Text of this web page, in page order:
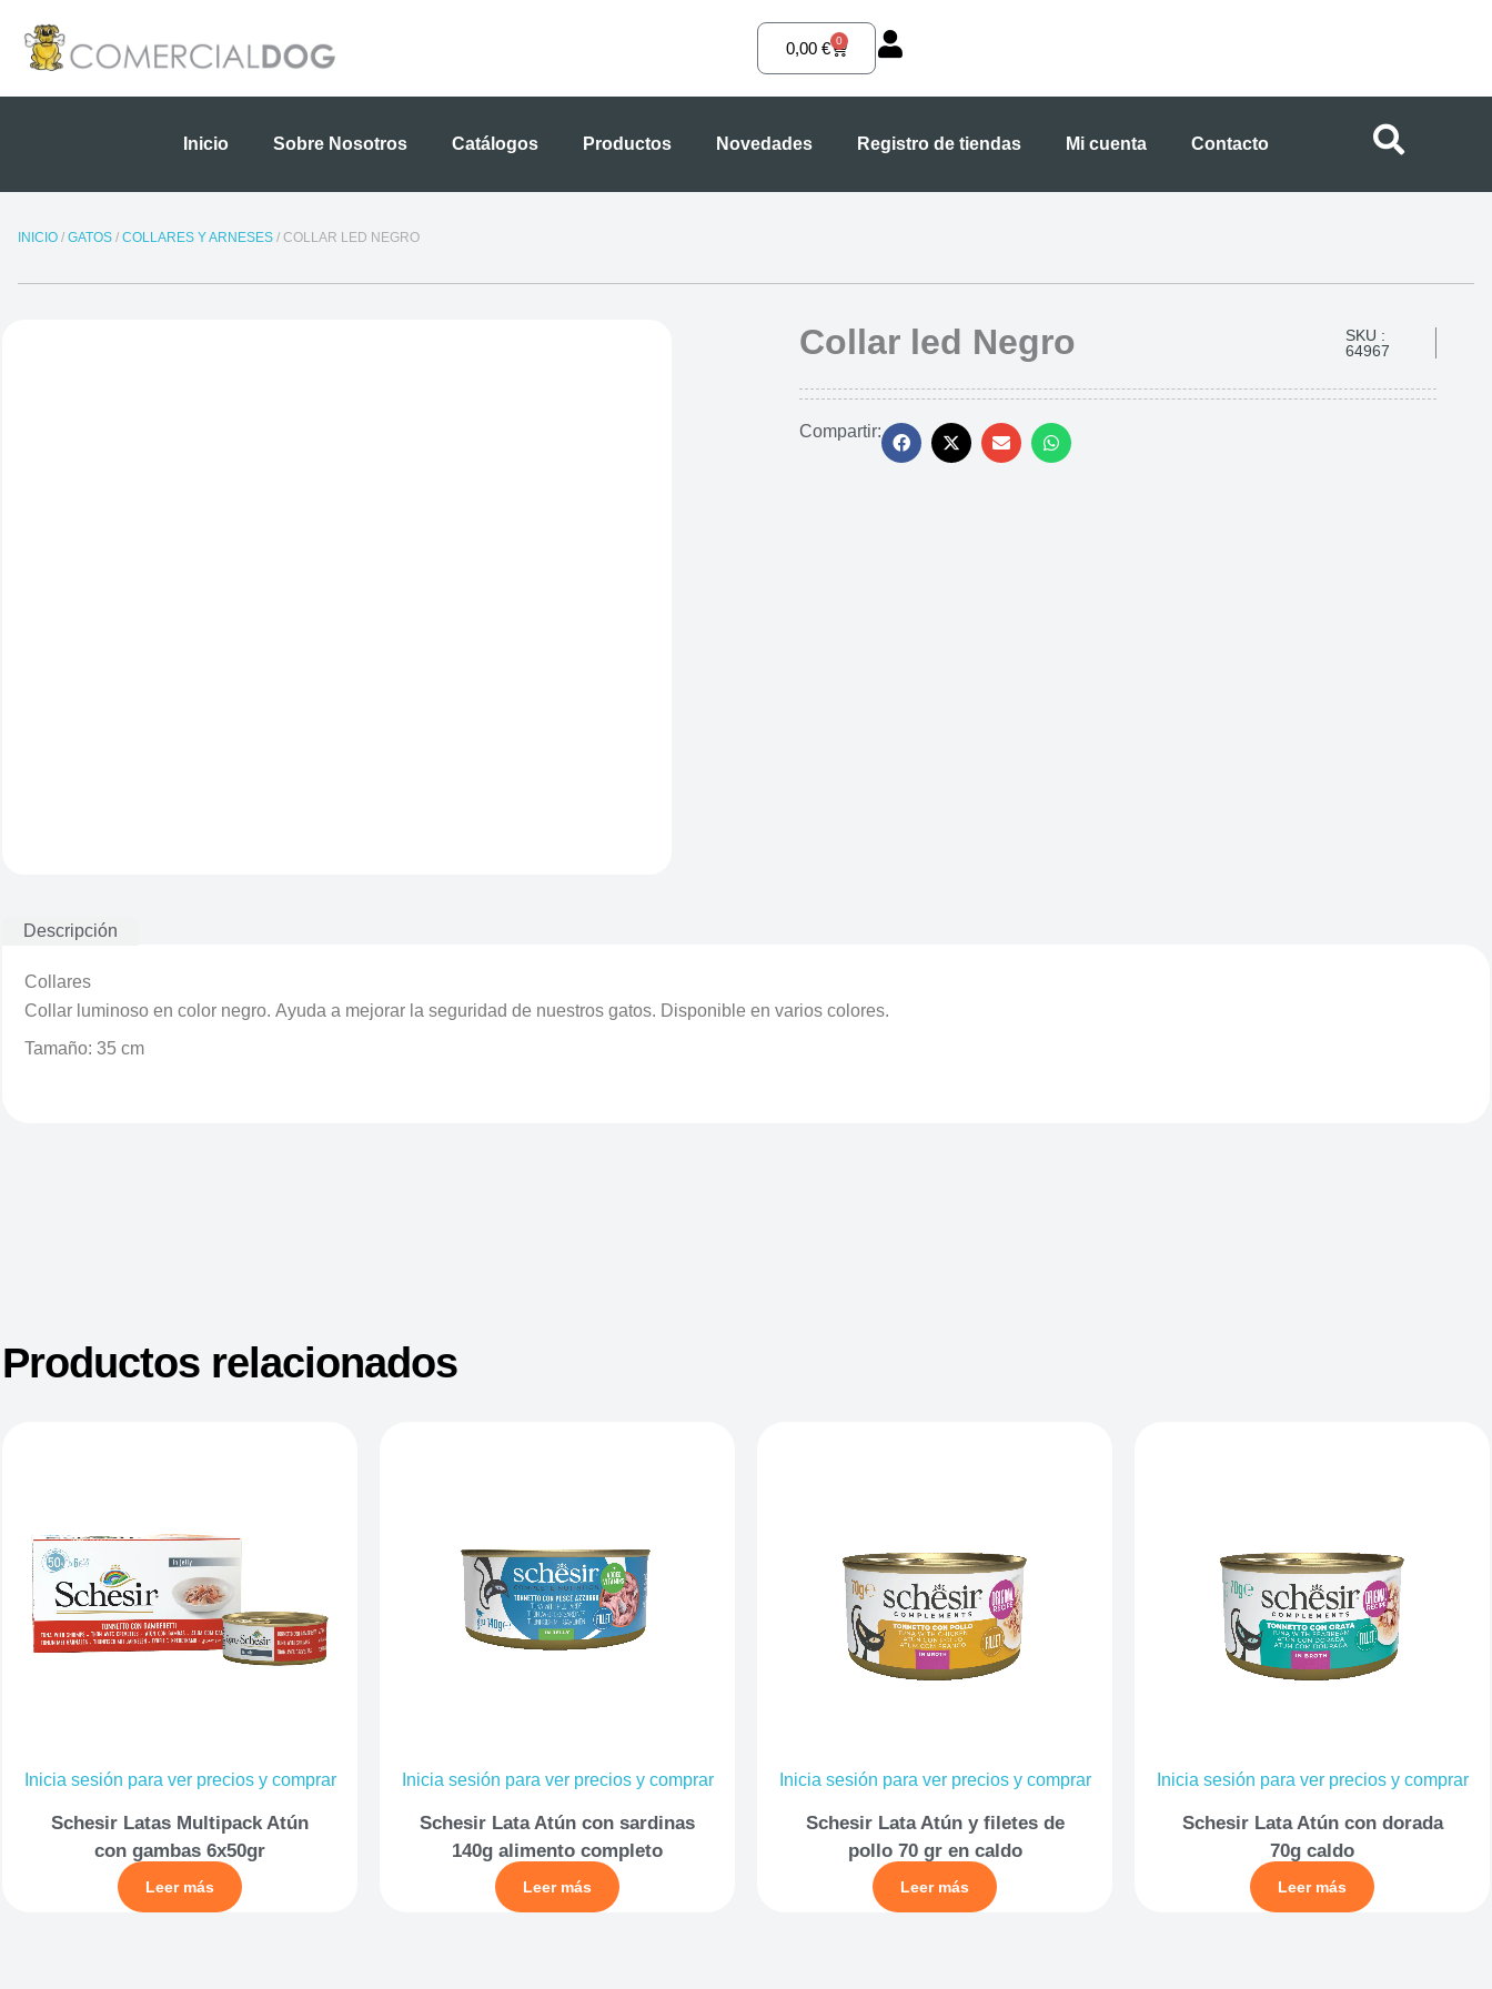
contenido
0,00 € 0
Carrito
Inicio Sobre Nosotros Catálogos Productos Novedades Registro de tiendas Mi cuenta Contacto
INICIO / GATOS / COLLARES Y ARNESES / COLLAR LED NEGRO
Collar led Negro
SKU :
64967
Compartir:
Descripción
Collares
Collar luminoso en color negro. Ayuda a mejorar la seguridad de nuestros gatos. Disponible en varios colores.
Tamaño: 35 cm
Productos relacionados
Inicia sesión para ver precios y comprar
Schesir Latas Multipack Atún
con gambas 6x50gr
Leer más
Inicia sesión para ver precios y comprar
Schesir Lata Atún con sardinas
140g alimento completo
Leer más
Inicia sesión para ver precios y comprar
Schesir Lata Atún y filetes de
pollo 70 gr en caldo
Leer más
Inicia sesión para ver precios y comprar
Schesir Lata Atún con dorada
70g caldo
Leer más